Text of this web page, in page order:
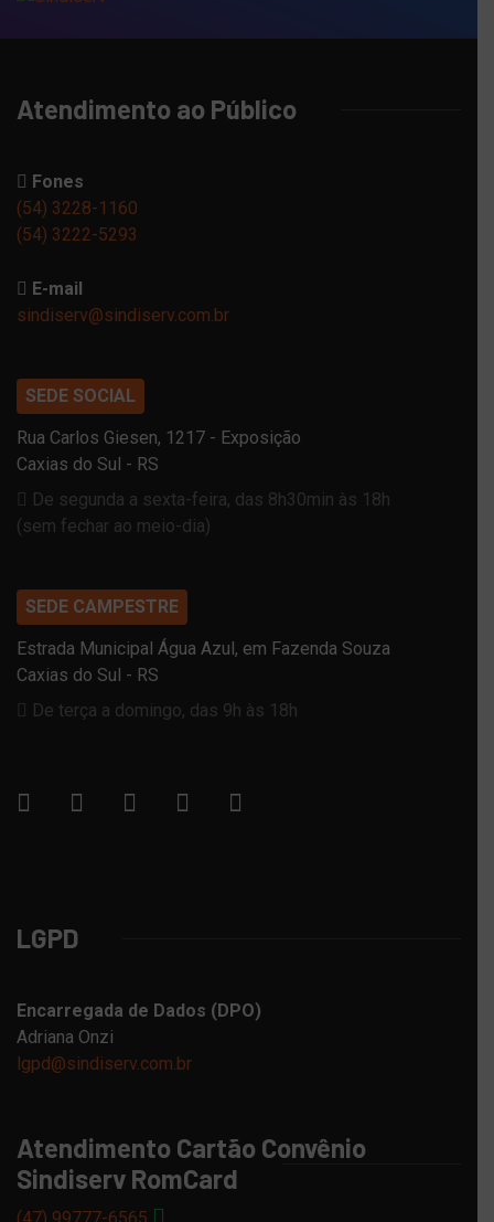
Atendimento ao Público
Fones
(54) 3228-1160
(54) 3222-5293
E-mail
sindiserv@sindiserv.com.br
SEDE SOCIAL
Rua Carlos Giesen, 1217 - Exposição
Caxias do Sul - RS
De segunda a sexta-feira, das 8h30min às 18h
(sem fechar ao meio-dia)
SEDE CAMPESTRE
Estrada Municipal Água Azul, em Fazenda Souza
Caxias do Sul - RS
De terça a domingo, das 9h às 18h
LGPD
Encarregada de Dados (DPO)
Adriana Onzi
lgpd@sindiserv.com.br
Atendimento Cartão Convênio
Sindiserv RomCard